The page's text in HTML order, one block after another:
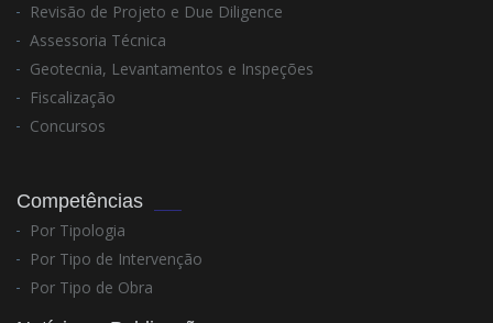
Revisão de Projeto e Due Diligence
Assessoria Técnica
Geotecnia, Levantamentos e Inspeções
Fiscalização
Concursos
Competências
Por Tipologia
Por Tipo de Intervenção
Por Tipo de Obra